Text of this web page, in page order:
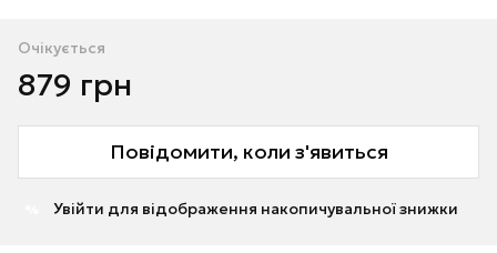
Очікується
879 грн
Повідомити, коли з'явиться
Увійти для відображення накопичувальної знижки